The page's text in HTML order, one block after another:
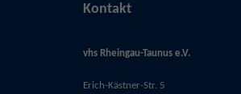
Kontakt
vhs Rheingau-Taunus e.V.
Erich-Kästner-Str. 5